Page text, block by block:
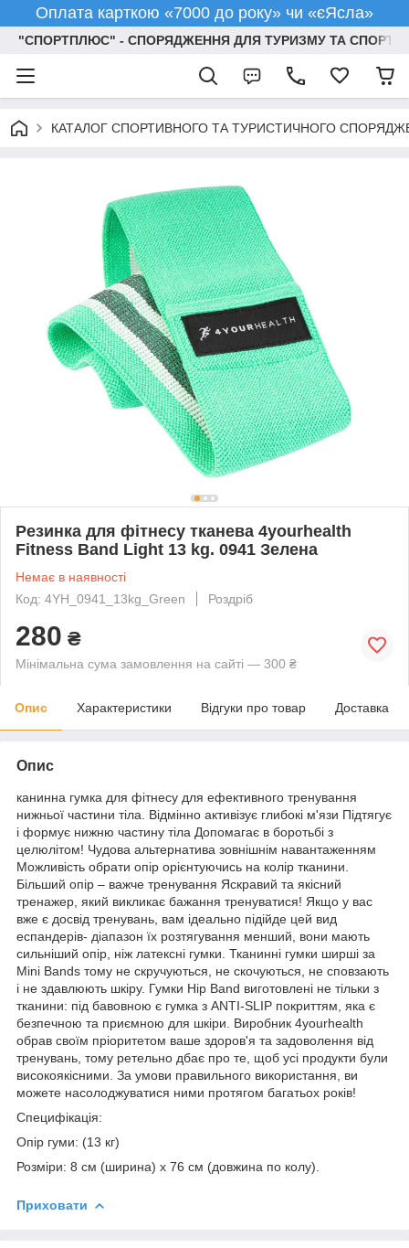
Оплата карткою «7000 до року» чи «єЯсла»
"СПОРТПЛЮС" - СПОРЯДЖЕННЯ ДЛЯ ТУРИЗМУ ТА СПОРТУ
КАТАЛОГ СПОРТИВНОГО ТА ТУРИСТИЧНОГО
Резинка для фітнесу тканева 4yourhealth
Fitness Band Light 13 kg. 0941 Зелена
Немає в наявності
Код: 4YH_0941_13kg_Green
Роздріб
280 ₴
Мінімальна сума замовлення на сайті — 300 ₴
Опис Характеристики Відгуки про товар Доставка
Опис
канинна гумка для фітнесу для ефективного тренування
нижньої частини тіла. Відмінно активізує глибокі м'язи Підтягує
і формує нижню частину тіла Допомагає в боротьбі з
целюлітом! Чудова альтернатива зовнішнім навантаженням
Можливість обрати опір орієнтуючись на колір тканини.
Більший опір – важче тренування Яскравий та якісний
тренажер, який викликає бажання тренуватися! Якщо у вас
вже є досвід тренувань, вам ідеально підійде цей вид
еспандерів- діапазон їх розтягування менший, вони мають
сильніший опір, ніж латексні гумки. Тканинні гумки ширші за
Mini Bands тому не скручуються, не скочуються, не сповзають
і не здавлюють шкіру. Гумки Hip Band виготовлені не тільки з
тканини: під бавовною є гумка з ANTI-SLIP покриттям, яка є
безпечною та приємною для шкіри. Виробник 4yourhealth
обрав своїм пріоритетом ваше здоров'я та задоволення від
тренувань, тому ретельно дбає про те, щоб усі продукти були
високоякісними. За умови правильного використання, ви
можете насолоджуватися ними протягом багатьох років!
Специфікація:
Опір гуми: (13 кг)
Розміри: 8 см (ширина) х 76 см (довжина по колу).
Приховати